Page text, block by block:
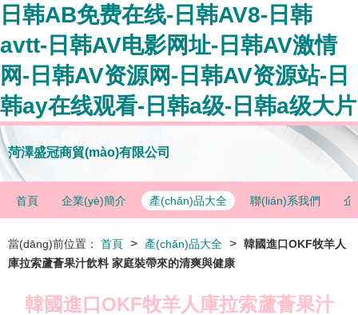
日韩AB免费在线-日韩AV8-日韩
avtt-日韩AV电影网址-日韩AV激情
网-日韩AV资源网-日韩AV资源站-日
韩ay在线观看-日韩a级-日韩a级大片
菏澤盛冠商貿(mào)有限公司
首頁 企業(yè)簡介 產(chǎn)品大全 聯(lián)系我們 企
當(dāng)前位置： 首頁 > 產(chǎn)品大全 > 韓國進口OKF牧羊人
庫拉索蘆薈果汁飲料 家庭裝帶來的清爽與健康
韓國進口OKF牧羊人庫拉索蘆薈果汁